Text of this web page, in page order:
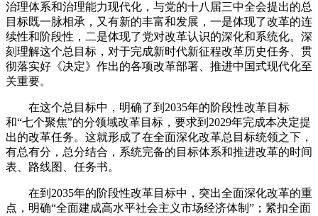
治理体系和治理能力现代化，与党的十八届三中全会提出的总
目标既一脉相承，又有新的丰富和发展，一是体现了改革的连
续性和阶段性，二是体现了党对改革认识的深化和系统化。深
刻理解这个总目标，对于完成新时代新征程改革历史任务、贯
彻落实好《决定》作出的各项改革部署、推进中国式现代化至
关重要。
在这个总目标中，明确了到2035年的阶段性改革目标
和“七个聚焦”的分领域改革目标，要求到2029年完成本决定提
出的改革任务。这就形成了在全面深化改革总目标统领之下，
有总有分，总分结合，系统完备的目标体系和推进改革的时间
表、路线图、任务书。
在到2035年的阶段性改革目标中，突出全面深化改革的重
点，明确“全面建成高水平社会主义市场经济体制”；紧扣全面